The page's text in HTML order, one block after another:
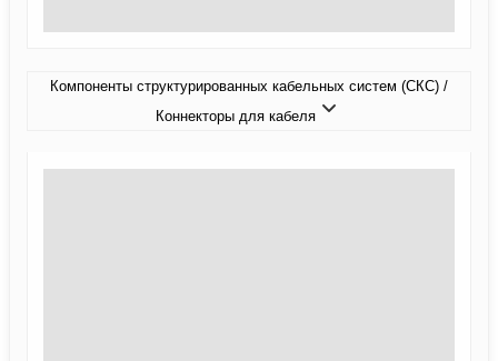
Компоненты структурированных кабельных систем (СКС) /
Коннекторы для кабеля